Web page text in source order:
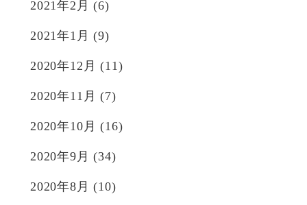
2021年2月 (6)
2021年1月 (9)
2020年12月 (11)
2020年11月 (7)
2020年10月 (16)
2020年9月 (34)
2020年8月 (10)